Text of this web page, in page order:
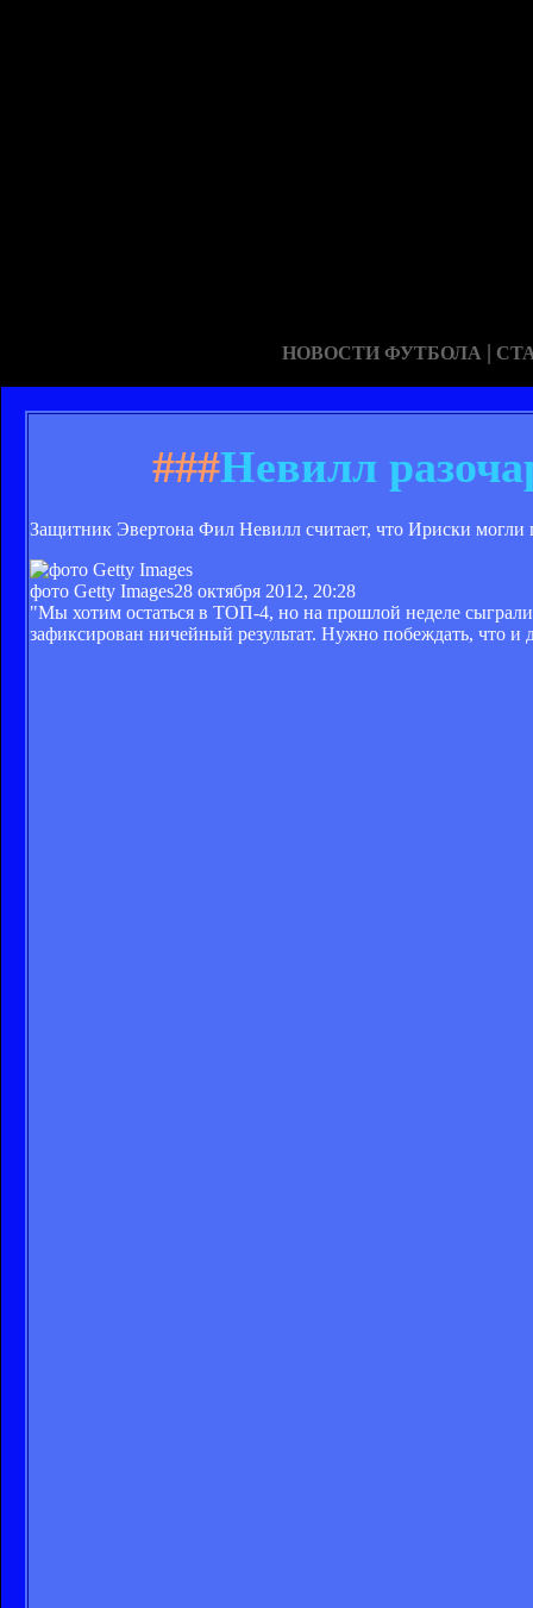
НОВОСТИ ФУТБОЛА |
###Невилл
Защитник Эвертона Фил Невилл считает, что Ириски
фото Getty Images28 октября 2012, 20:28
"Мы хотим остаться в ТОП-4, но на прошлой неделе
зафиксирован ничейный результат. Нужно побеждать,